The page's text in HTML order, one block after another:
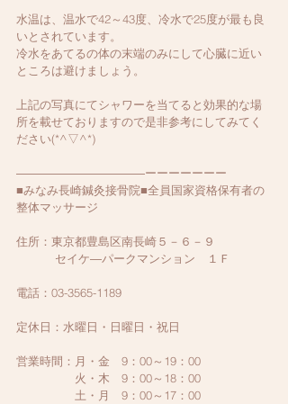
水温は、温水で42～43度、冷水で25度が最も良
いとされています。
冷水をあてるの体の末端のみにして心臓に近い
ところは避けましょう。
上記の写真にてシャワーを当てると効果的な場
所を載せておりますので是非参考にしてみてく
ださい(*^▽^*)
―――――――――――ーーーーーーー
■みなみ長崎鍼灸接骨院■全員国家資格保有者の
整体マッサージ
住所：東京都豊島区南長崎５－６－９
セイケ―パークマンション　１Ｆ
電話：03-3565-1189
定休日：水曜日・日曜日・祝日
営業時間：月・金　9：00～19：00
火・木　9：00～18：00
土・月　9：00～17：00